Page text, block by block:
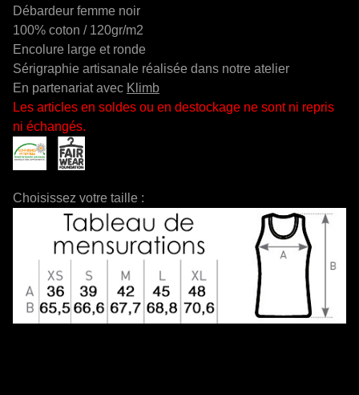
Débardeur femme noir
100% coton / 120gr/m2
Encolure large et ronde
Sérigraphie artisanale réalisée dans notre atelier
En partenariat avec Klimb
Les articles en soldes ou en destockage ne sont ni repris
ni échangés.
Choisissez votre taille :